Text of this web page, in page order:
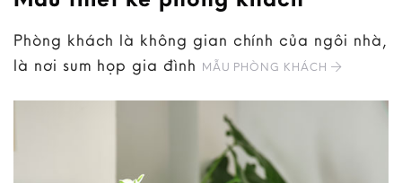
Phòng khách là không gian chính của ngôi nhà,
là nơi sum họp gia đình MẪU PHÒNG KHÁCH